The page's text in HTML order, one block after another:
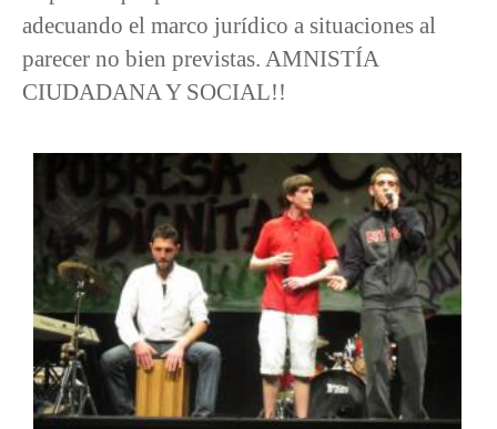
adecuando el marco jurídico a situaciones al
parecer no bien previstas. AMNISTÍA
CIUDADANA Y SOCIAL!!